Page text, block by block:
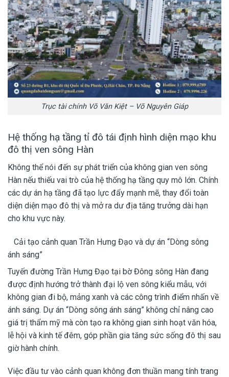
Trục tài chính Võ Văn Kiệt – Võ Nguyên Giáp
Hệ thống hạ tầng tỉ đô tái định hình diện mạo khu
đô thị ven sông Hàn
Không thể nói đến sự phát triển của không gian ven sông
Hàn nếu thiếu vai trò của hệ thống hạ tầng quy mô lớn. Chính
các dự án hạ tầng đã tạo lực đẩy mạnh mẽ, thay đổi toàn
diện diện mạo đô thị và mở ra dư địa tăng trưởng dài hạn
cho khu vực này.
Cải tạo cảnh quan Trần Hưng Đạo và dự án “Dòng sông
ánh sáng”
Tuyến đường Trần Hưng Đạo tại bờ Đông sông Hàn đang
được định hướng trở thành đại lộ ven sông kiểu mẫu, với
không gian đi bộ, mảng xanh và các công trình điểm nhấn về
ánh sáng. Dự án “Dòng sông ánh sáng” không chỉ nâng cao
giá trị thẩm mỹ mà còn tạo ra không gian sinh hoạt văn hóa,
lễ hội và kinh tế đêm, góp phần gia tăng sức sống đô thị sau
giờ hành chính.
Việc đầu tư vào cảnh quan không đơn thuần mang tính trang